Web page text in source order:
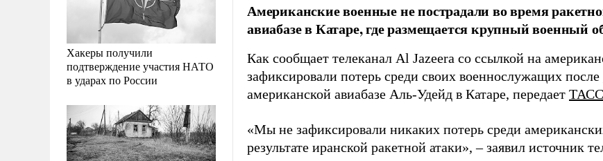
Хакеры получили
подтверждение участия НАТО
в ударах по России
Американские военные не пострадали во время
авиабазе в Катаре, где размещается крупный военный
Как сообщает телеканал Al Jazeera со ссылкой на
зафиксировали потерь среди своих военнослужащих
американской авиабазе Аль-Удейд в Катаре, передает ТАСС
«Мы не зафиксировали никаких потерь среди
результате иранской ракетной атаки», – заявил источник